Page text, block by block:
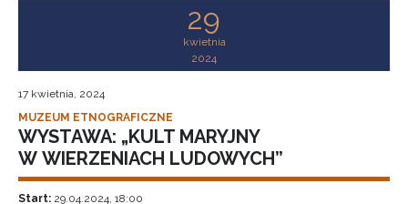
29
kwietnia
2024
17 kwietnia, 2024
MUZEUM ETNOGRAFICZNE
WYSTAWA: „KULT MARYJNY
W WIERZENIACH LUDOWYCH”
Start: 29.04.2024, 18:00